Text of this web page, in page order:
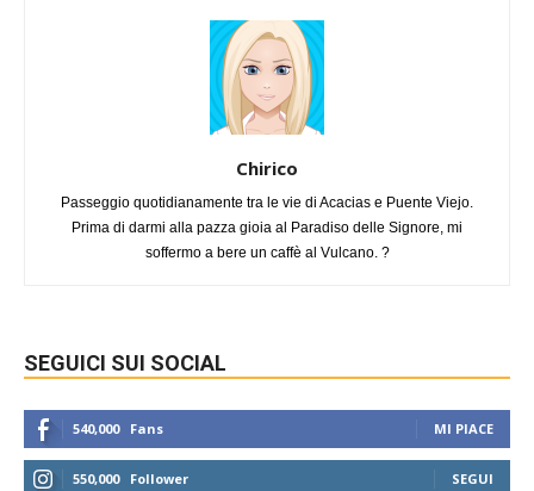
Chirico
Passeggio quotidianamente tra le vie di Acacias e Puente Viejo.
Prima di darmi alla pazza gioia al Paradiso delle Signore, mi
soffermo a bere un caffè al Vulcano. ?
SEGUICI SUI SOCIAL
540,000 Fans MI PIACE
550,000 Follower SEGUI